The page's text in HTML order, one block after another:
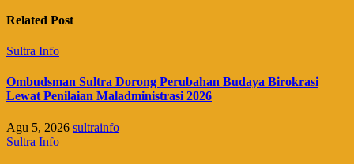
Related Post
Sultra Info
Ombudsman Sultra Dorong Perubahan Budaya Birokrasi
Lewat Penilaian Maladministrasi 2026
Agu 5, 2026 sultrainfo
Sultra Info